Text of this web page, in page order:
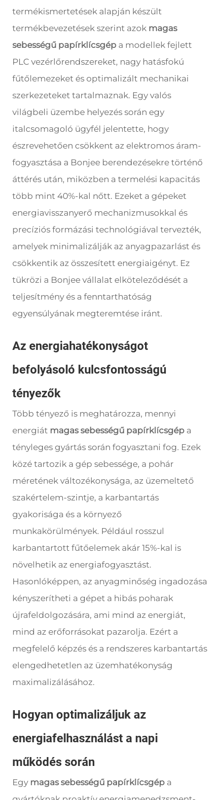
termékismertetések alapján készült
termékbevezetések szerint azok magas
sebességű papírklícsgép a modellek fejlett
PLC vezérlőrendszereket, nagy hatásfokú
fűtőlemezeket és optimalizált mechanikai
szerkezeteket tartalmaznak. Egy valós
világbeli üzembe helyezés során egy
italcsomagoló ügyfél jelentette, hogy
észrevehetően csökkent az elektromos áram-
fogyasztása a Bonjee berendezésekre történő
áttérés után, miközben a termelési kapacitás
több mint 40%-kal nőtt. Ezeket a gépeket
energiavisszanyerő mechanizmusokkal és
precíziós formázási technológiával tervezték,
amelyek minimalizálják az anyagpazarlást és
csökkentik az összesített energiaigényt. Ez
tükrözi a Bonjee vállalat elköteleződését a
teljesítmény és a fenntarthatóság
egyensúlyának megteremtése iránt.
Az energiahatékonyságot
befolyásoló kulcsfontosságú
tényezők
Több tényező is meghatározza, mennyi
energiát magas sebességű papírklícsgép a
tényleges gyártás során fogyasztani fog. Ezek
közé tartozik a gép sebessége, a pohár
méretének változékonysága, az üzemeltető
szakértelem-szintje, a karbantartás
gyakorisága és a környező
munkakörülmények. Például rosszul
karbantartott fűtőelemek akár 15%-kal is
növelhetik az energiafogyasztást.
Hasonlóképpen, az anyagminőség ingadozása
kényszerítheti a gépet a hibás poharak
újrafeldolgozására, ami mind az energiát,
mind az erőforrásokat pazarolja. Ezért a
megfelelő képzés és a rendszeres karbantartás
elengedhetetlen az üzemhatékonyság
maximalizálásához.
Hogyan optimalizáljuk az
energiafelhasználást a napi
működés során
Egy magas sebességű papírklícsgép a